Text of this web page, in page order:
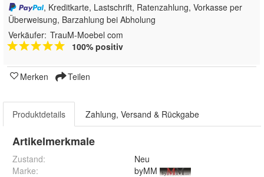
, Kreditkarte, Lastschrift, Ratenzahlung, Vorkasse per
Überweisung, Barzahlung bei Abholung
Verkäufer: TrauM-Moebel com
100% positiv
Merken Teilen
Produktdetails Zahlung, Versand & Rückgabe
Artikelmerkmale
Zustand:
Neu
Marke:
byMM